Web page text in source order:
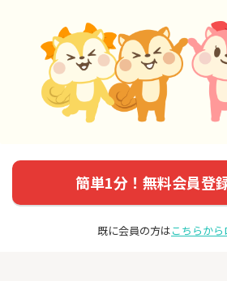
簡単1分！無料会員登
既に会員の方はこちらか